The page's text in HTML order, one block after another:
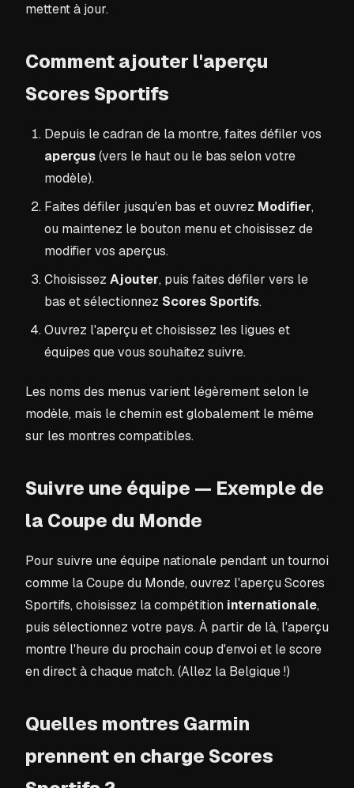
mettent à jour.
Comment ajouter l'aperçu
Scores Sportifs
Depuis le cadran de la montre, faites défiler vos
aperçus(vers le haut ou le bas selon votre
modèle).
Faites défiler jusqu'en bas et ouvrez Modifier,
ou maintenez le bouton menu et choisissez de
modifier vos aperçus.
Choisissez Ajouter, puis faites défiler vers le
bas et sélectionnez Scores Sportifs.
Ouvrez l'aperçu et choisissez les ligues et
équipes que vous souhaitez suivre.
Les noms des menus varient légèrement selon le
modèle, mais le chemin est globalement le même
sur les montres compatibles.
Suivre une équipe — Exemple de
la Coupe du Monde
Pour suivre une équipe nationale pendant un tournoi
comme la Coupe du Monde, ouvrez l'aperçu Scores
Sportifs, choisissez la compétition internationale,
puis sélectionnez votre pays. À partir de là, l'aperçu
montre l'heure du prochain coup d'envoi et le score
en direct à chaque match. (Allez la Belgique !)
Quelles montres Garmin
prennent en charge Scores